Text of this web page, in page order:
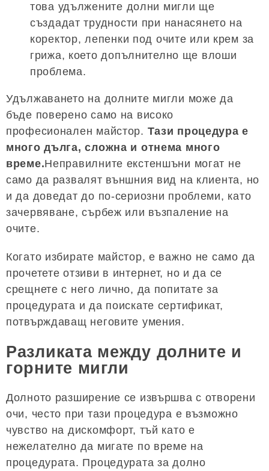
това удължените долни мигли ще
създадат трудности при нанасянето на
коректор, лепенки под очите или крем за
грижа, което допълнително ще влоши
проблема.
Удължаването на долните мигли може да
бъде поверено само на високо
професионален майстор. Тази процедура е
много дълга, сложна и отнема много
време.Неправилните екстеншъни могат не
само да развалят външния вид на клиента, но
и да доведат до по-сериозни проблеми, като
зачервяване, сърбеж или възпаление на
очите.
Когато избирате майстор, е важно не само да
прочетете отзиви в интернет, но и да се
срещнете с него лично, да попитате за
процедурата и да поискате сертификат,
потвърждаващ неговите умения.
Разликата между долните и
горните мигли
Долното разширение се извършва с отворени
очи, често при тази процедура е възможно
чувство на дискомфорт, тъй като е
нежелателно да мигате по време на
процедурата. Процедурата за долно